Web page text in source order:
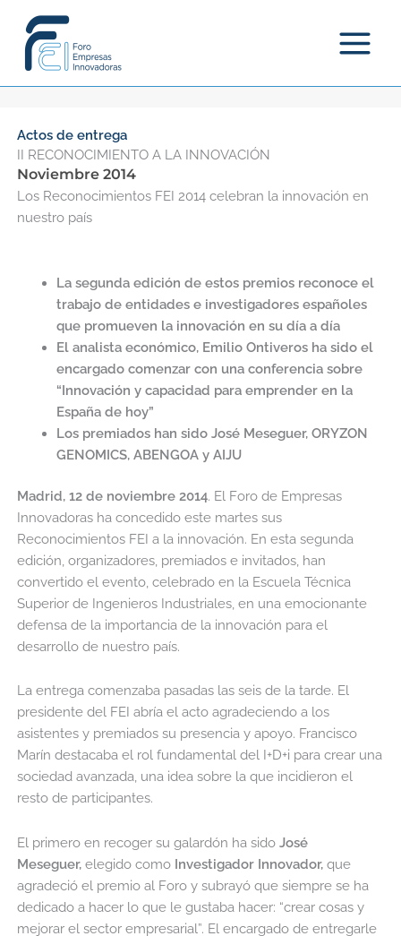
contenido
Actos de entrega
II RECONOCIMIENTO A LA INNOVACIÓN
Noviembre 2014
Los Reconocimientos FEI 2014 celebran la innovación en
nuestro país
La segunda edición de estos premios reconoce el
trabajo de entidades e investigadores españoles
que promueven la innovación en su día a día
El analista económico, Emilio Ontiveros ha sido el
encargado comenzar con una conferencia sobre
“Innovación y capacidad para emprender en la
España de hoy”
Los premiados han sido José Meseguer, ORYZON
GENOMICS, ABENGOA y AIJU
Madrid, 12 de noviembre 2014. El Foro de Empresas
Innovadoras ha concedido este martes sus
Reconocimientos FEI a la innovación. En esta segunda
edición, organizadores, premiados e invitados, han
convertido el evento, celebrado en la Escuela Técnica
Superior de Ingenieros Industriales, en una emocionante
defensa de la importancia de la innovación para el
desarrollo de nuestro país.
La entrega comenzaba pasadas las seis de la tarde. El
presidente del FEI abría el acto agradeciendo a los
asistentes y premiados su presencia y apoyo. Francisco
Marín destacaba el rol fundamental del I+D+i para crear una
sociedad avanzada, una idea sobre la que incidieron el
resto de participantes.
El primero en recoger su galardón ha sido José
Meseguer, elegido comoInvestigador Innovador, que
agradeció el premio al Foro y subrayó que siempre se ha
dedicado a hacer lo que le gustaba hacer: “crear cosas y
mejorar el sector empresarial”. El encargado de entregarle